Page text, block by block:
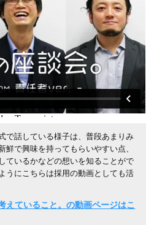
で話している様子は、普段あまりみ
鮮で興味を持ってもらいやすい点、
ているかなどの想いを知ることがで
うにこちらは採用の動画としても活
えていること。の動画ページはこ